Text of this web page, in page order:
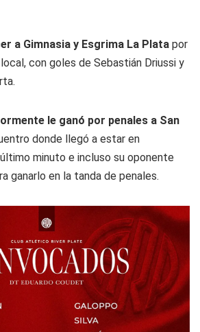
a Gimnasia y Esgrima La Plata por
con goles de Sebastián Driussi y
le ganó por penales a San
donde llegó a estar en
minuto e incluso su oponente
ganarlo en la tanda de penales.